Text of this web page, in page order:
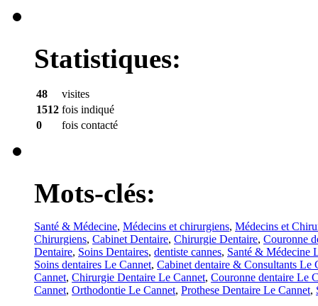
Statistiques:
48
visites
1512 fois indiqué
0
fois contacté
Mots-clés:
Santé & Médecine, Médecins et chirurgiens, Médecins et
Chirurgiens, Cabinet Dentaire, Chirurgie Dentaire, Couronne
Dentaire, Soins Dentaires, dentiste cannes, Santé & Médecine
Soins dentaires Le Cannet, Cabinet dentaire & Consultants Le
Cannet, Chirurgie Dentaire Le Cannet, Couronne dentaire Le
Cannet, Orthodontie Le Cannet, Prothese Dentaire Le Cannet,